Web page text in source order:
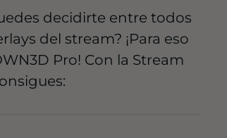
decidirte entre todos
del stream? ¡Para eso
Pro! Con la Stream